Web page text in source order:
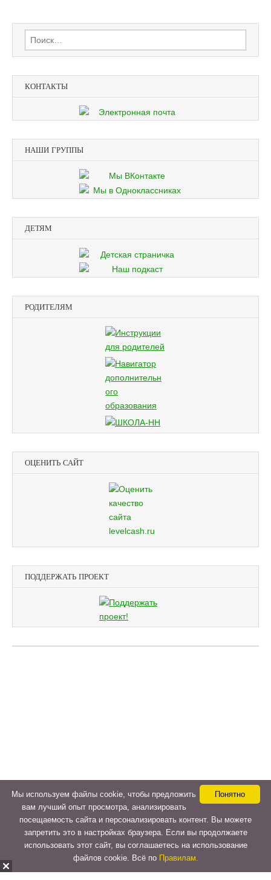
Найти:
КОНТАКТЫ
НАШИ ГРУППЫ
ДЕТЯМ
РОДИТЕЛЯМ
ОЦЕНИТЬ САЙТ
ПОДДЕРЖАТЬ ПРОЕКТ
Понятно
Мы используем файлы cookie, чтобы предложить
вам лучший опыт просмотра, анализировать
посещаемость сайта и персонализировать контент. Вы можете
запретить это в настройках браузера. Если вы продолжаете
использовать этот сайт, вы соглашаетесь на использование
файлов cookie. Всё по Правилам.